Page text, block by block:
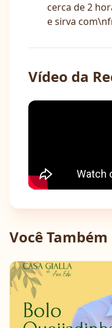
cerca de 2
e sirva
Vídeo da
Você